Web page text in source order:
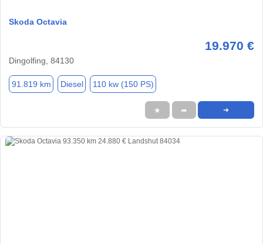
Skoda Octavia
19.970 €
Dingolfing, 84130
91.819 km Diesel 110 kw (150 PS)
★ ➦ ➜